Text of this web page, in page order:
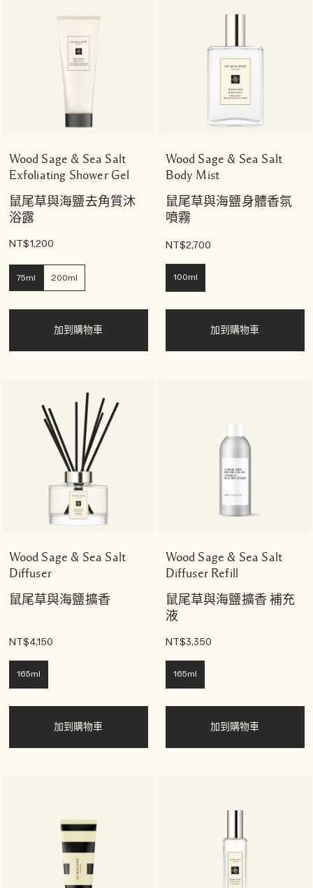
Wood Sage & Sea Salt
Exfoliating Shower Gel
鼠尾草與海鹽去角質沐
浴露
NT$1,200
75ml 200ml
加到購物車
Wood Sage & Sea Salt
Body Mist
鼠尾草與海鹽身體香氛
噴霧
NT$2,700
100ml
加到購物車
Wood Sage & Sea Salt
Diffuser
鼠尾草與海鹽擴香
NT$4,150
165ml
加到購物車
Wood Sage & Sea Salt
Diffuser Refill
鼠尾草與海鹽擴香 補充
液
NT$3,350
165ml
加到購物車